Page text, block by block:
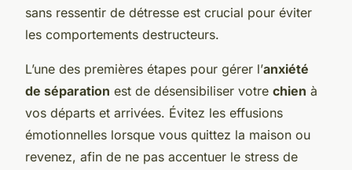
sans ressentir de détresse est crucial pour éviter
les comportements destructeurs.
L’une des premières étapes pour gérer l’anxiété
de séparation est de désensibiliser votre chien à
vos départs et arrivées. Évitez les effusions
émotionnelles lorsque vous quittez la maison ou
revenez, afin de ne pas accentuer le stress de